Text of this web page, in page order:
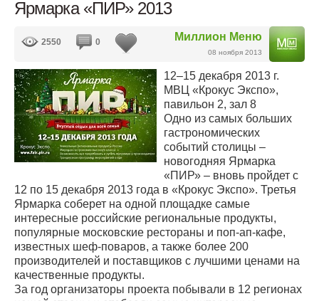
Ярмарка «ПИР» 2013
Миллион Меню
08 ноября 2013
2550 0
12–15 декабря 2013 г.
МВЦ «Крокус Экспо»,
павильон 2, зал 8
Одно из самых больших
гастрономических
событий столицы –
новогодняя Ярмарка
«ПИР» – вновь пройдет с
12 по 15 декабря 2013 года в «Крокус Экспо». Третья
Ярмарка соберет на одной площадке самые
интересные российские региональные продукты,
популярные московские рестораны и поп-ап-кафе,
известных шеф-поваров, а также более 200
производителей и поставщиков с лучшими ценами на
качественные продукты.
За год организаторы проекта побывали в 12 регионах